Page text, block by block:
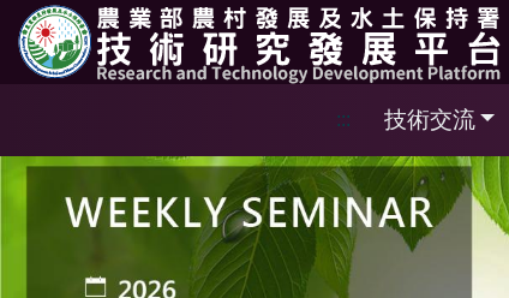
跳到主要內容區塊
::: 技術交流